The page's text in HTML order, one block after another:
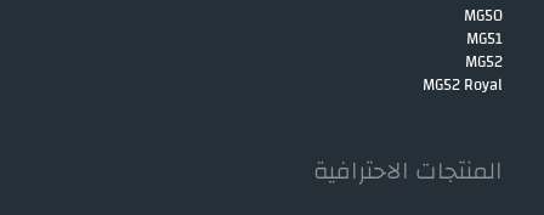
MG50
MG51
MG52
MG52 Royal
المنتجات الاحترافية